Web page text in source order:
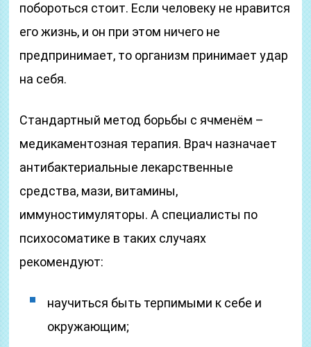
побороться стоит. Если человеку не нравится
его жизнь, и он при этом ничего не
предпринимает, то организм принимает удар
на себя.
Стандартный метод борьбы с ячменём –
медикаментозная терапия. Врач назначает
антибактериальные лекарственные
средства, мази, витамины,
иммуностимуляторы. А специалисты по
психосоматике в таких случаях
рекомендуют:
научиться быть терпимыми к себе и
окружающим;